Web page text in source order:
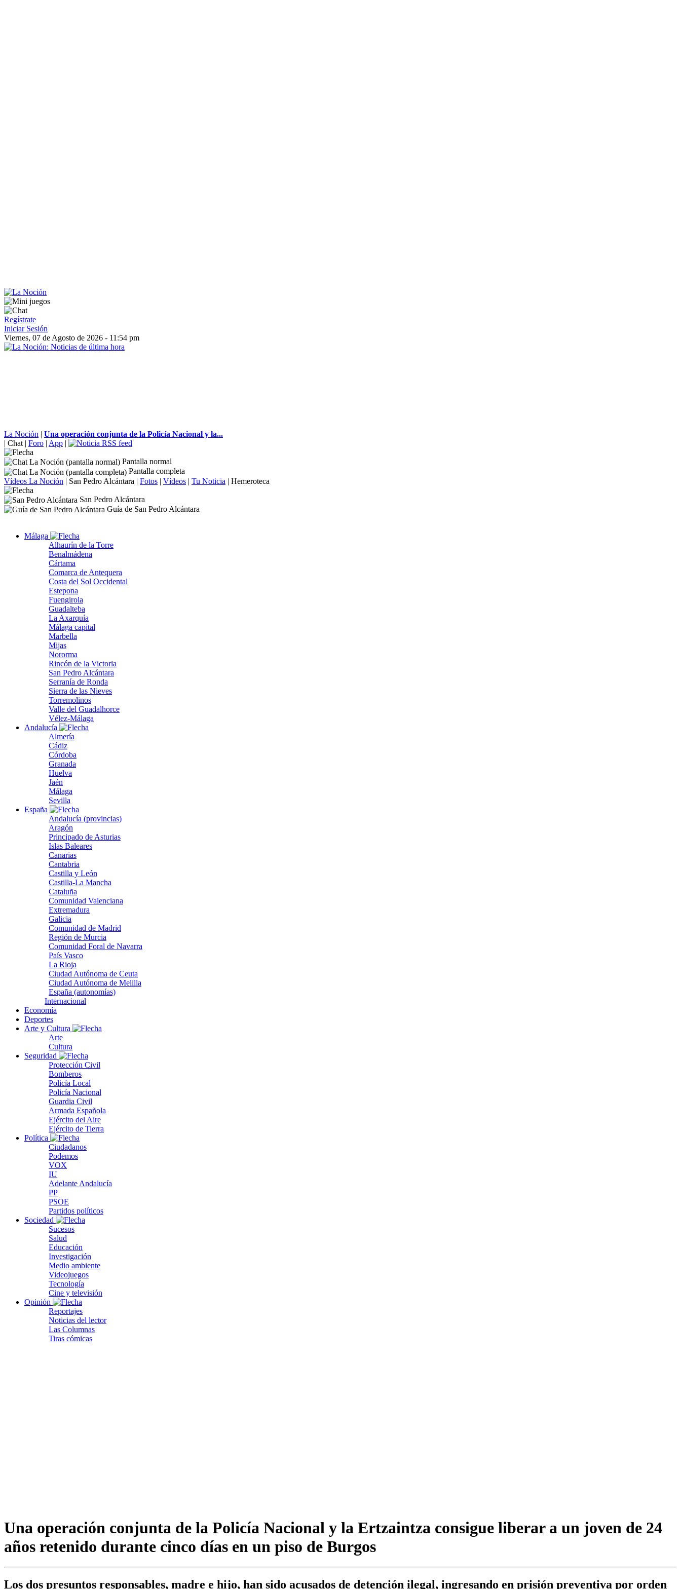
Regístrate
Iniciar Sesión
Viernes, 07 de Agosto de 2026 - 11:54 pm
La Noción | Una operación conjunta de la Policía Nacional y la...
| Chat | Foro | App |
Pantalla normal
Pantalla completa
Vídeos La Noción | San Pedro Alcántara | Fotos | Vídeos | Tu Noticia | Hemeroteca
San Pedro Alcántara
Guía de San Pedro Alcántara
Málaga
Alhaurín de la Torre
Benalmádena
Cártama
Comarca de Antequera
Costa del Sol Occidental
Estepona
Fuengirola
Guadalteba
La Axarquía
Málaga capital
Marbella
Mijas
Nororma
Rincón de la Victoria
San Pedro Alcántara
Serranía de Ronda
Sierra de las Nieves
Torremolinos
Valle del Guadalhorce
Vélez-Málaga
Andalucía
Almería
Cádiz
Córdoba
Granada
Huelva
Jaén
Málaga
Sevilla
España
Andalucía (provincias)
Aragón
Principado de Asturias
Islas Baleares
Canarias
Cantabria
Castilla y León
Castilla-La Mancha
Cataluña
Comunidad Valenciana
Extremadura
Galicia
Comunidad de Madrid
Región de Murcia
Comunidad Foral de Navarra
País Vasco
La Rioja
Ciudad Autónoma de Ceuta
Ciudad Autónoma de Melilla
España (autonomías)
Internacional
Economía
Deportes
Arte y Cultura
Arte
Cultura
Seguridad
Protección Civil
Bomberos
Policía Local
Policía Nacional
Guardia Civil
Armada Española
Ejército del Aire
Ejército de Tierra
Política
Ciudadanos
Podemos
VOX
IU
Adelante Andalucía
PP
PSOE
Partidos políticos
Sociedad
Sucesos
Salud
Educación
Investigación
Medio ambiente
Videojuegos
Tecnología
Cine y televisión
Opinión
Reportajes
Noticias del lector
Las Columnas
Tiras cómicas
Una operación conjunta de la Policía Nacional y la Ertzaintza consigue liberar a un joven de 24
años retenido durante cinco días en un piso de Burgos
Los dos presuntos responsables, madre e hijo, han sido acusados de detención ilegal, ingresando en prisión preventiva por orden